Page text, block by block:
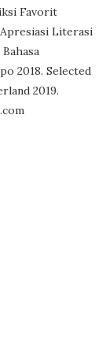
Favorit
Apresiasi Literasi
2018. Selected
2019.